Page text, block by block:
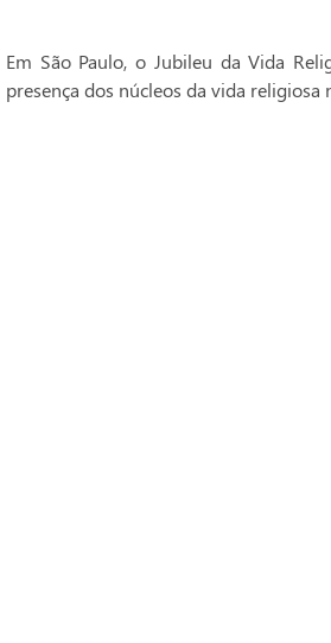
Em São Paulo, o Jubileu da Vida
presença dos núcleos da vida